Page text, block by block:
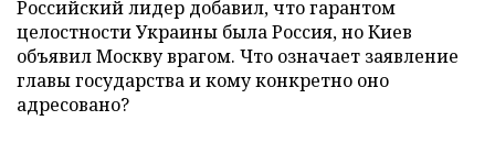
Российский лидер добавил, что гарантом
целостности Украины была Россия, но Киев
объявил Москву врагом. Что означает заявление
главы государства и кому конкретно оно
адресовано?